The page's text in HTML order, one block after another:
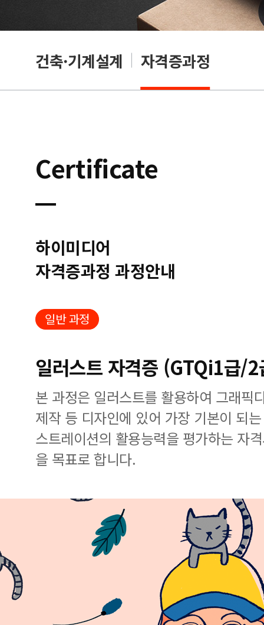
건축·기계설계 자격증과정
Certificate
하이미디어
자격증과정 과정안내
일반 과정
일러스트 자격증 (GTQi1급/
본 과정은 일러스트를 활용하여 그래픽
제작 등 디자인에 있어 가장 기본이 되
스트레이션의 활용능력을 평가하는 자
을 목표로 합니다.